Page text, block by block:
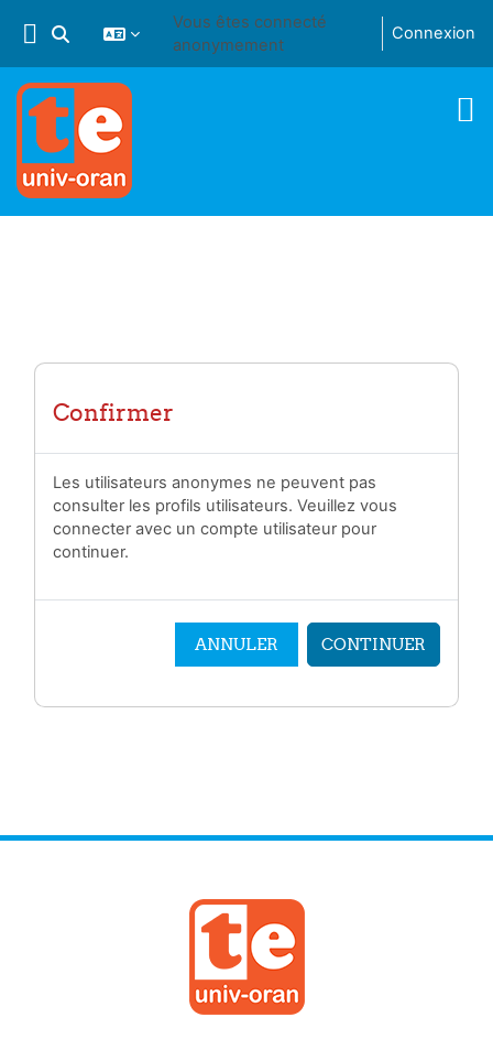
Activer/désactiver la saisie de recherche
Vous êtes connecté
anonymement
Connexion
Confirmer
Les utilisateurs anonymes ne peuvent pas
consulter les profils utilisateurs. Veuillez vous
connecter avec un compte utilisateur pour
continuer.
ANNULER CONTINUER